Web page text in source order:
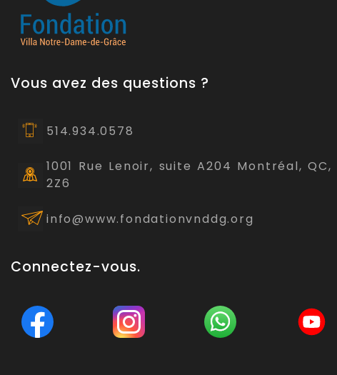
Vous avez des questions ?
514.934.0578
1001 Rue Lenoir, suite A204 Montréal, QC,
2Z6
info@www.fondationvnddg.org
Connectez-vous.